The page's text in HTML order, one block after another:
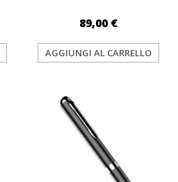
89,00 €
AGGIUNGI AL CARRELLO